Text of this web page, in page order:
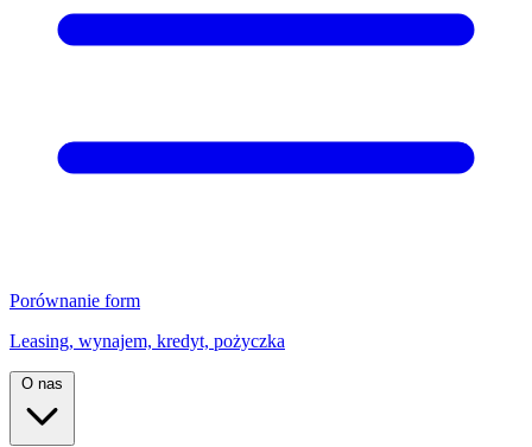
Porównanie form
Leasing, wynajem, kredyt, pożyczka
O nas